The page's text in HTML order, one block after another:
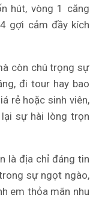
hút, vòng 1 căng
gợi cảm đầy kích
còn chú trọng sự
đi tour hay bao
rẻ hoặc sinh viên,
sự hài lòng trọn
là địa chỉ đáng tin
sự ngọt ngào,
em thỏa mãn nhu